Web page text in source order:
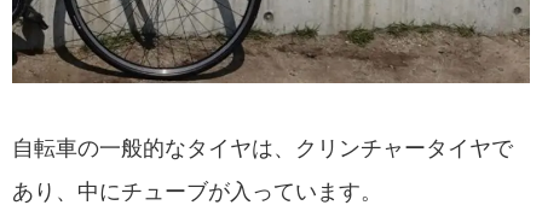
自転車の一般的なタイヤは、クリンチャータイヤで
あり、中にチューブが入っています。